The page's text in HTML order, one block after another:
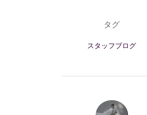
タグ
スタッフブログ
投稿者